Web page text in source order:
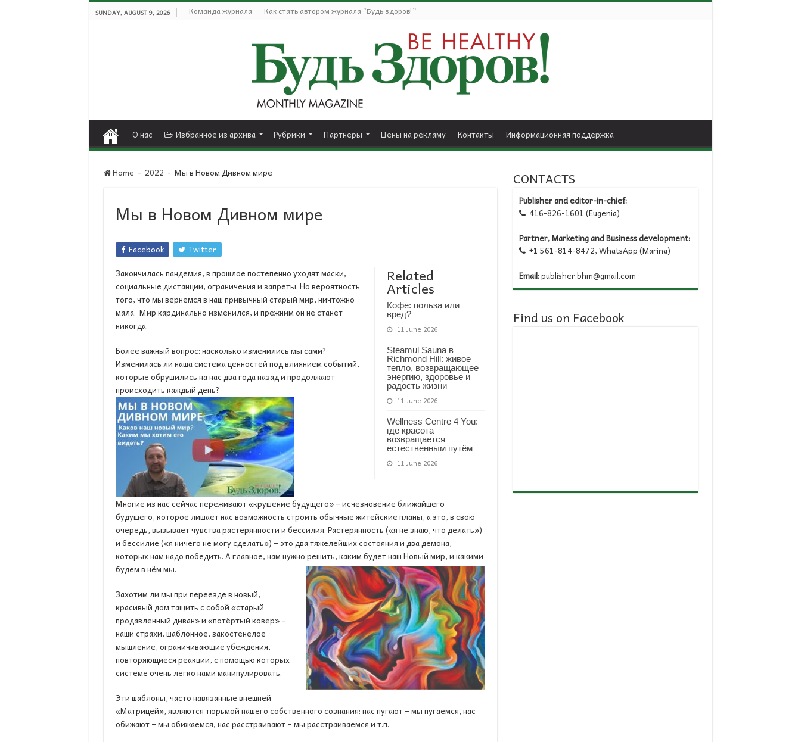
SUNDAY, AUGUST 9, 2026 Команда журнала Как стать автором журнала “Будь здоров!”
О нас Избранное из архива Рубрики Партнеры Цены на рекламу Контакты Информационная поддержка
Home - 2022 - Мы в Новом Дивном мире
Мы в Новом Дивном мире
Facebook Twitter
Related
Articles
Кофе: польза или
вред?
11 June 2026
Steamul Sauna в
Richmond Hill: живое
тепло, возвращающее
энергию, здоровье и
радость жизни
11 June 2026
Wellness Centre 4 You:
где красота
возвращается
естественным путём
11 June 2026
Закончилась пандемия, в прошлое постепенно уходят маски,
социальные дистанции, ограничения и запреты. Но вероятность
того, что мы вернемся в наш привычный старый мир, ничтожно
мала. Мир кардинально изменился, и прежним он не станет
никогда.
Более важный вопрос: насколько изменились мы сами?
Изменилась ли наша система ценностей под влиянием событий,
которые обрушились на нас два года назад и продолжают
происходить каждый день?
Многие из нас сейчас переживают «крушение будущего» – исчезновение ближайшего
будущего, которое лишает нас возможность строить обычные житейские планы, а это, в свою
очередь, вызывает чувства растерянности и бессилия. Растерянность («я не знаю, что делать»)
и бессилие («я ничего не могу сделать») – это два тяжелейших состояния и два демона,
которых нам надо победить. А главное, нам нужно решить, каким будет наш Новый мир, и какими
будем в нём мы.
Захотим ли мы при переезде в новый,
красивый дом тащить с собой «старый
продавленный диван» и «потёртый ковер» –
наши страхи, шаблонное, закостенелое
мышление, ограничивающие убеждения,
повторяющиеся реакции, с помощью которых
системе очень легко нами манипулировать.
Эти шаблоны, часто навязанные внешней
«Матрицей», являются тюрьмой нашего собственного сознания: нас пугают – мы пугаемся, нас
обижают – мы обижаемся, нас расстраивают – мы расстраиваемся и т.п.
CONTACTS
Publisher and editor-in-chief:
416-826-1601 (Eugenia)
Partner, Marketing and Business development:
+1 561-814-8472, WhatsApp (Marina)
Email:publisher.bhm@gmail.com
Find us on Facebook